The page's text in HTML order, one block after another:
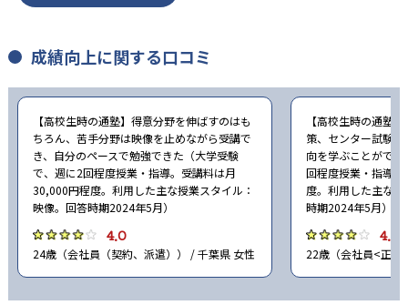
成績向上に関する口コミ
【高校生時の通塾】得意分野を伸ばすのはも
ちろん、苦手分野は映像を止めながら受講で
き、自分のペースで勉強できた（大学受験
で、週に2回程度授業・指導。受講料は月
30,000円程度。利用した主な授業スタイル：
映像。回答時期2024年5月）
4.0
24歳（会社員（契約、派遣）） / 千葉県 女性
【高校生時の通塾
策、センター試験
向を学ぶことがで
回程度授業・指導
度。利用した主な
時期2024年5月）
4.0
22歳（会社員<正社